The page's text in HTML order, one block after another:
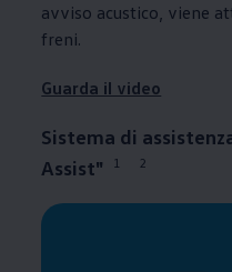
avviso acustico, viene
freni.
Guarda il video
Sistema di
Assist"
1 2